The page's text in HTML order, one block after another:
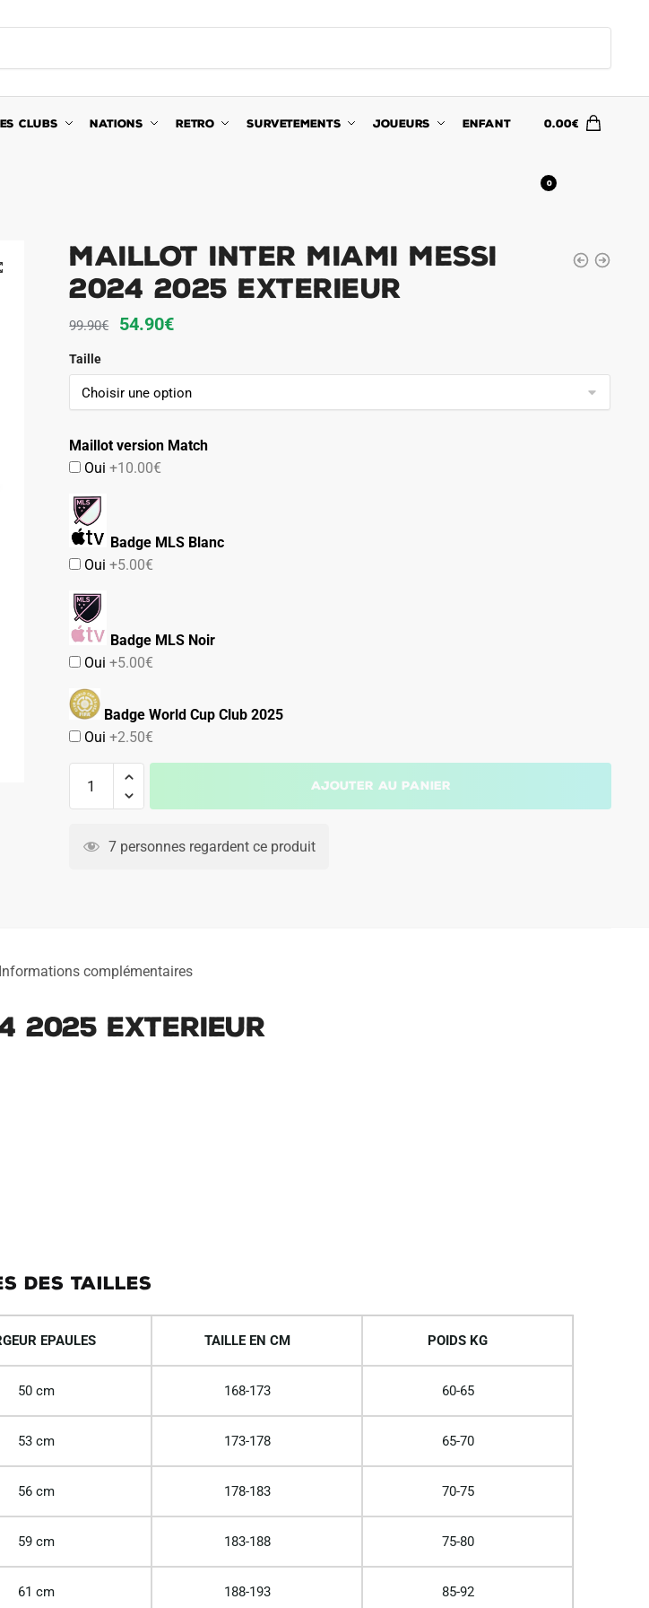
CLUBS NATIONS RETRO SURVETEMENTS JOUEURS ENFANT 0.00€
0
Maillot Inter Miami Messi
2024 2025 Exterieur
99.90€
Le
initial
était :
54.90€Le
actuel
est :
Taille
Maillot version Match
Oui+10.00€
Badge MLS Blanc
Oui+5.00€
Badge MLS Noir
Oui+5.00€
Badge World Cup Club 2025
Oui+2.50€
Inter
Ajouter au panier
t
v
7 personnes regardent ce produit
Informations complémentaires
2025 Exterieur
DES TAILLES
EPAULES TAILLE EN CM POIDS KG
50 cm 168-173 60-65
53 cm 173-178 65-70
56 cm 178-183 70-75
59 cm 183-188 75-80
61 cm 188-193 85-92